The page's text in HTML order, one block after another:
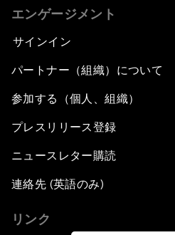
エンゲージメント
サインイン
パートナー（組織）について
参加する（個人、組織）
プレスリリース登録
ニュースレター購読
連絡先 (英語のみ)
リンク